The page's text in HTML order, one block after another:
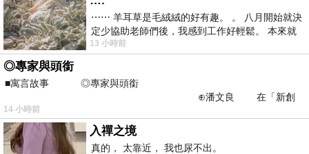
⋯⋯ 羊耳草是毛絨絨的好有趣。 。 八月開始就決
定少協助老師們後，我感到工作好輕鬆。 本來就
不是我的工作啊。 真
13 小時前
◎專家與頭銜
■寓言故事 ◎專家與頭銜
⊕潘文良 在「新創
之谷」裡——
14 小時前
入禪之境
真的， 太靠近， 我也尿不出。